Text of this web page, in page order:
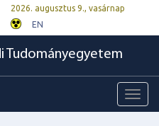
2026. augusztus 9., vasárnap
EN
Tudományegyetem